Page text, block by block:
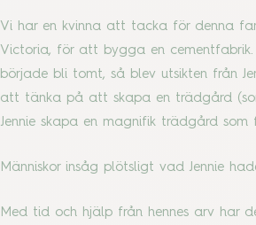
Vi har en kvinna att tacka för denna
Victoria, för att bygga en
började bli tomt, så blev utsikten från
att tänka på att skapa en trädgård
Jennie skapa en magnifik trädgård
Människor insåg plötsligt vad Jennie
Med tid och hjälp från hennes arv har